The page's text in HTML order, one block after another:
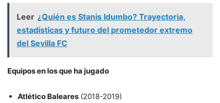
Leer ¿Quién es Stanis Idumbo? Trayectoria,
estadísticas y futuro del prometedor extremo
del Sevilla FC
Equipos en los que ha jugado
Atlético Baleares (2018-2019)